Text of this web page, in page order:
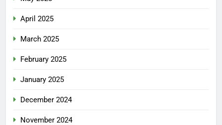
April 2025
March 2025
February 2025
January 2025
December 2024
November 2024